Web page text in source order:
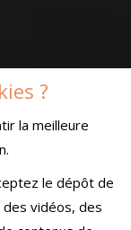
?
la meilleure
le dépôt de
vidéos, des